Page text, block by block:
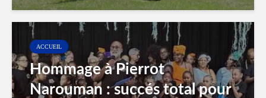
ACCUEIL
Hommage à Pierrot
Narouman : succés total pour